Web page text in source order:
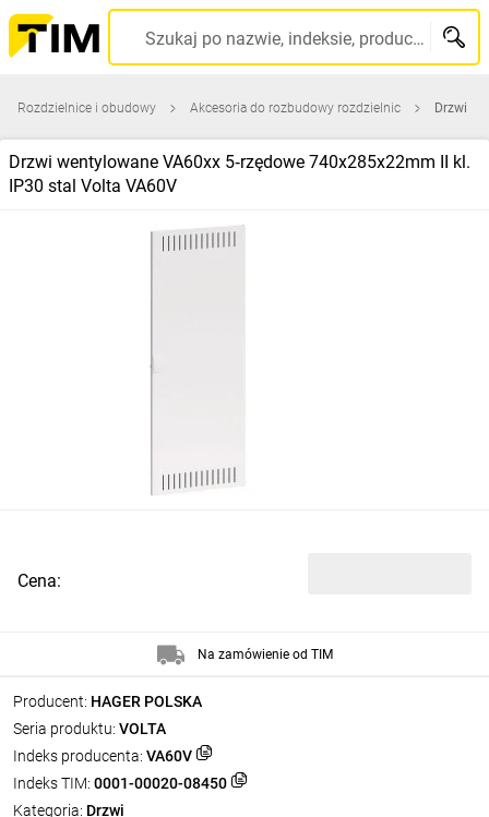
Szukaj po nazwie, indeksie, producencie, kodzie kreskowym...
Rozdzielnice i obudowy Akcesoria do rozbudowy rozdzielnic Drzwi
Drzwi wentylowane VA60xx 5‑rzędowe 740x285x22mm II kl.
IP30 stal Volta VA60V
Producent: HAGER POLSKA
Seria produktu: VOLTA
Indeks producenta: VA60V
Indeks TIM: 0001-00020-08450
Kategoria: Drzwi
Cena:
Na zamówienie od TIM